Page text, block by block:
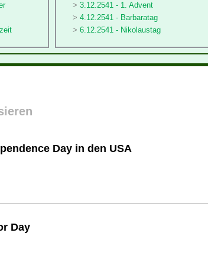
3.12.2541 - 1. Advent
4.12.2541 - Barbaratag
6.12.2541 - Nikolaustag
Day in den USA
Day